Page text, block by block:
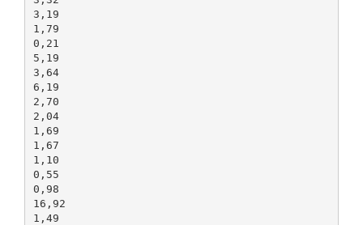
3,19
1,79
0,21
5,19
3,64
6,19
2,70
2,04
1,69
1,67
1,10
0,55
0,98
16,92
1,49